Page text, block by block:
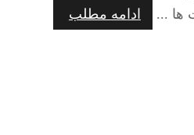
ها ...
ادامه مطلب